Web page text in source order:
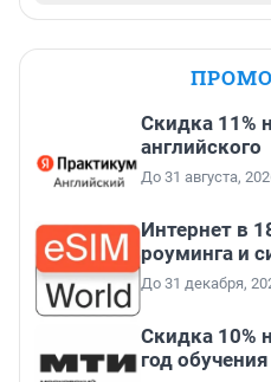
Скидка 11%
английского
До 31 августа,
Интернет в
роуминга и
До 31 декабря,
Скидка 10%
год обучения